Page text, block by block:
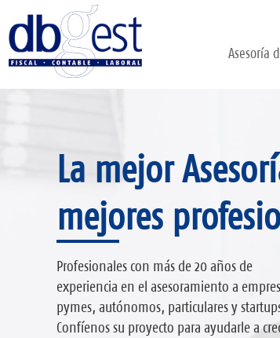
Asesoría
Asesoría Fiscal,
Contable,
Legal
Confíe en asesoría dbGest y encárguese
gestionar su negocio, nosotros nos
Asesoría
cliente para ofrecer un asesoramiento
personalizado, proactivo e integral
adelantándonos a sus necesidades.
La mejor
mejores
Profesionales con más de 20 años de
experiencia en el asesoramiento a
pymes, autónomos, particulares y
Confíenos su proyecto para ayudarle a